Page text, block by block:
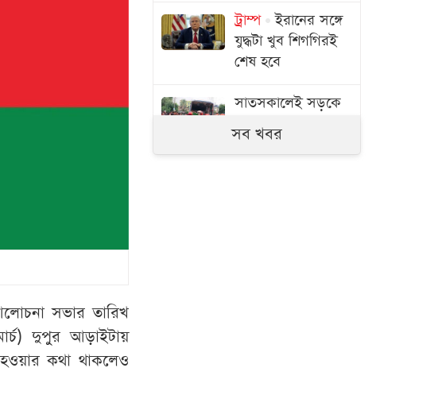
সভার তারিখ
দুপুর আড়াইটায়
হওয়ার কথা থাকলেও
ট্রাম্প
ইরানের সঙ্গে
যুদ্ধটা খুব শিগগিরই
শেষ হবে
সাতসকালেই সড়কে
প্রাণ গেল ৬ জনের
সব খবর